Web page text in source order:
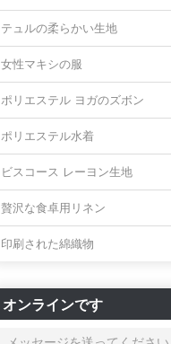
テュルの柔らかい生地
女性マキシの服
ポリエステル ヨガのズボン
ポリエステル水着
ビスコース レーヨン生地
贅沢な食卓用リネン
印刷された綿織物
オンラインです